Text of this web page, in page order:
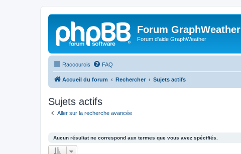
Forum GraphWeather
Forum d'aide GraphWeather
Raccourcis FAQ
Accueil du forum Rechercher Sujets actifs
Sujets actifs
Aller sur la recherche avancée
Aucun résultat ne correspond aux termes que vous avez spécifiés.